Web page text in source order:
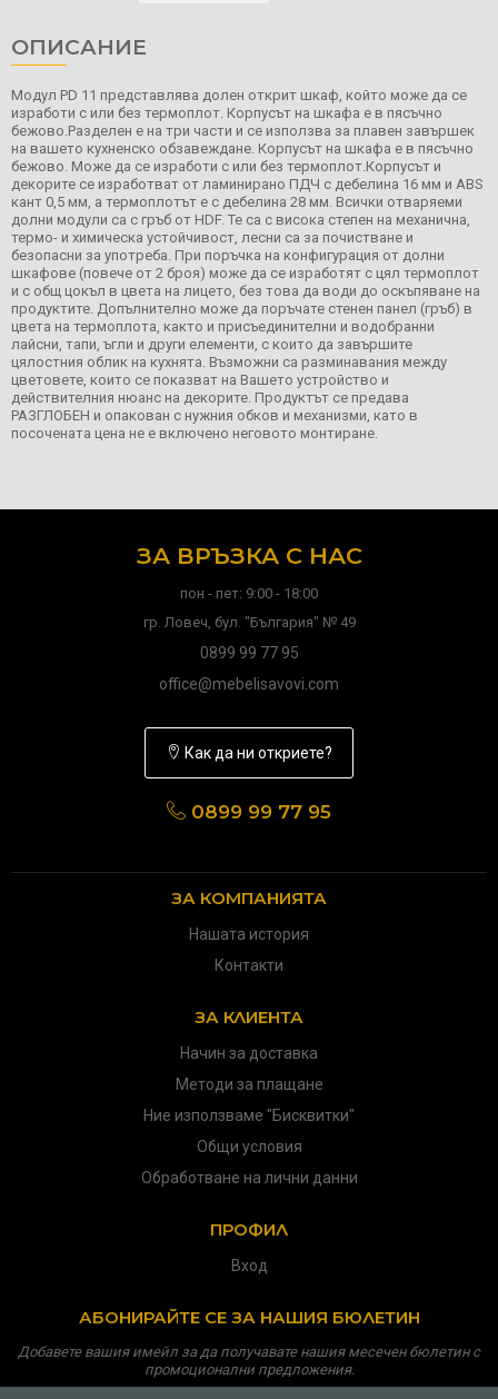
ОПИСАНИЕ
Модул PD 11 представлява долен открит шкаф, който може да се
изработи с или без термоплот. Корпусът на шкафа е в пясъчно
бежово.Разделен е на три части и се използва за плавен завършек
на вашето кухненско обзавеждане. Корпусът на шкафа е в пясъчно
бежово. Може да се изработи с или без термоплот.Корпусът и
декорите се изработват от ламинирано ПДЧ с дебелина 16 мм и ABS
кант 0,5 мм, а термоплотът е с дебелина 28 мм. Всички отваряеми
долни модули са с гръб от HDF. Те са с висока степен на механична,
термо- и химическа устойчивост, лесни са за почистване и
безопасни за употреба. При поръчка на конфигурация от долни
шкафове (повече от 2 броя) може да се изработят с цял термоплот
и с общ цокъл в цвета на лицето, без това да води до оскъпяване на
продуктите. Допълнително може да поръчате стенен панел (гръб) в
цвета на термоплота, както и присъединителни и водобранни
лайсни, тапи, ъгли и други елементи, с които да завършите
цялостния облик на кухнята. Възможни са разминавания между
цветовете, които се показват на Вашето устройство и
действителния нюанс на декорите. Продуктът се предава
РАЗГЛОБЕН и опакован с нужния обков и механизми, като в
посочената цена не е включено неговото монтиране.
ЗА ВРЪЗКА С НАС
пон - пет: 9:00 - 18:00
гр. Ловеч, бул. "България" № 49
0899 99 77 95
office@mebelisavovi.com
Как да ни откриете?
0899 99 77 95
ЗА КОМПАНИЯТА
Нашата история
Контакти
ЗА КЛИЕНТА
Начин за доставка
Методи за плащане
Ние използваме "Бисквитки"
Общи условия
Обработване на лични данни
ПРОФИЛ
Вход
АБОНИРАЙТЕ СЕ ЗА НАШИЯ БЮЛЕТИН
Добавете вашия имейл за да получавате нашия месечен бюлетин с
промоционални предложения.